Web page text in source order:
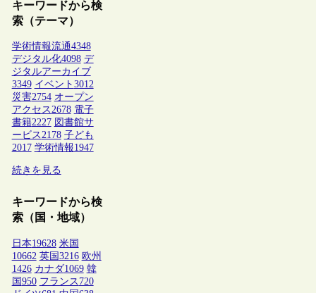
キーワードから検
索（テーマ）
学術情報流通4348
デジタル化4098 デ
ジタルアーカイブ
3349 イベント 3012
災害2754 オープン
アクセス2678 電子
書籍2227 図書館サ
ービス2178 子ども
2017 学術情報1947
続きを見る
キーワードから検
索（国・地域）
日本19628 米国
10662 英国 3216 欧州
1426 カナダ1069 韓
国 950 フランス 720